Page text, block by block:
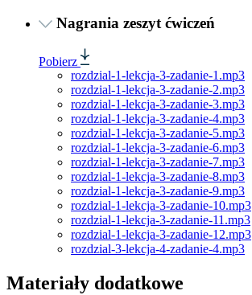
Nagrania zeszyt ćwiczeń
Pobierz
rozdzial-1-lekcja-3-zadanie-1.mp3
rozdzial-1-lekcja-3-zadanie-2.mp3
rozdzial-1-lekcja-3-zadanie-3.mp3
rozdzial-1-lekcja-3-zadanie-4.mp3
rozdzial-1-lekcja-3-zadanie-5.mp3
rozdzial-1-lekcja-3-zadanie-6.mp3
rozdzial-1-lekcja-3-zadanie-7.mp3
rozdzial-1-lekcja-3-zadanie-8.mp3
rozdzial-1-lekcja-3-zadanie-9.mp3
rozdzial-1-lekcja-3-zadanie-10.mp3
rozdzial-1-lekcja-3-zadanie-11.mp3
rozdzial-1-lekcja-3-zadanie-12.mp3
rozdzial-3-lekcja-4-zadanie-4.mp3
Materiały dodatkowe